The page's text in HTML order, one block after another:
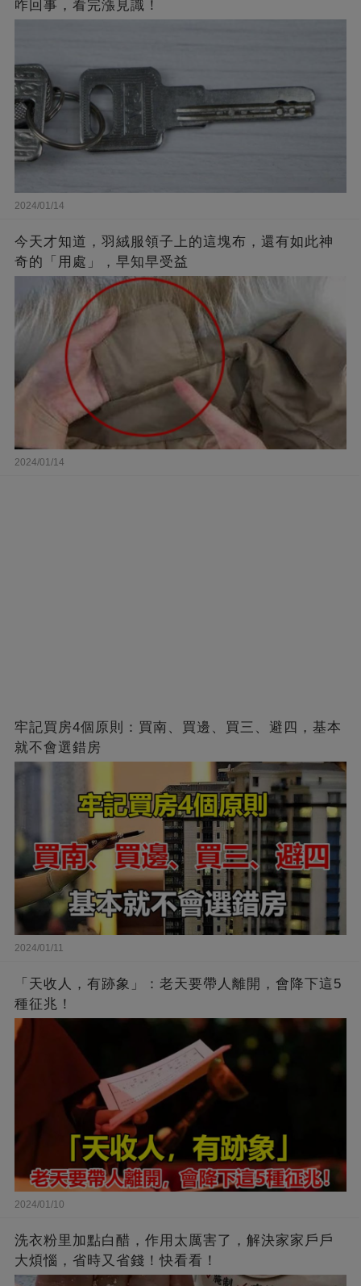
咋回事，看完漲見識！
2024/01/14
今天才知道，羽絨服領子上的這塊布，還有如此神
奇的「用處」，早知早受益
2024/01/14
牢記買房4個原則：買南、買邊、買三、避四，基本
就不會選錯房
2024/01/11
「天收人，有跡象」：老天要帶人離開，會降下這5
種征兆！
2024/01/10
洗衣粉里加點白醋，作用太厲害了，解決家家戶戶
大煩惱，省時又省錢！快看看！